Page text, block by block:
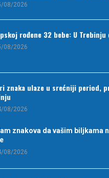
08/2026
rođene 32 bebe: U Trebinju
08/2026
znaka ulaze u srećniji period,
08/2026
znakova da vašim biljkama
08/2026